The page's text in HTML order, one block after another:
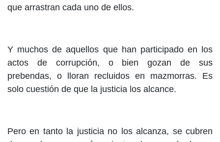
que arrastran cada uno de ellos.
Y muchos de aquellos que han participado en los
actos de corrupción, o bien gozan de sus
prebendas, o lloran recluidos en mazmorras. Es
solo cuestión de que la justicia los alcance.
Pero en tanto la justicia no los alcanza, se cubren